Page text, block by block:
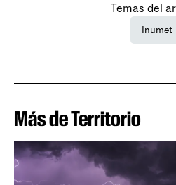
Temas del
Inumet
Más de Territorio